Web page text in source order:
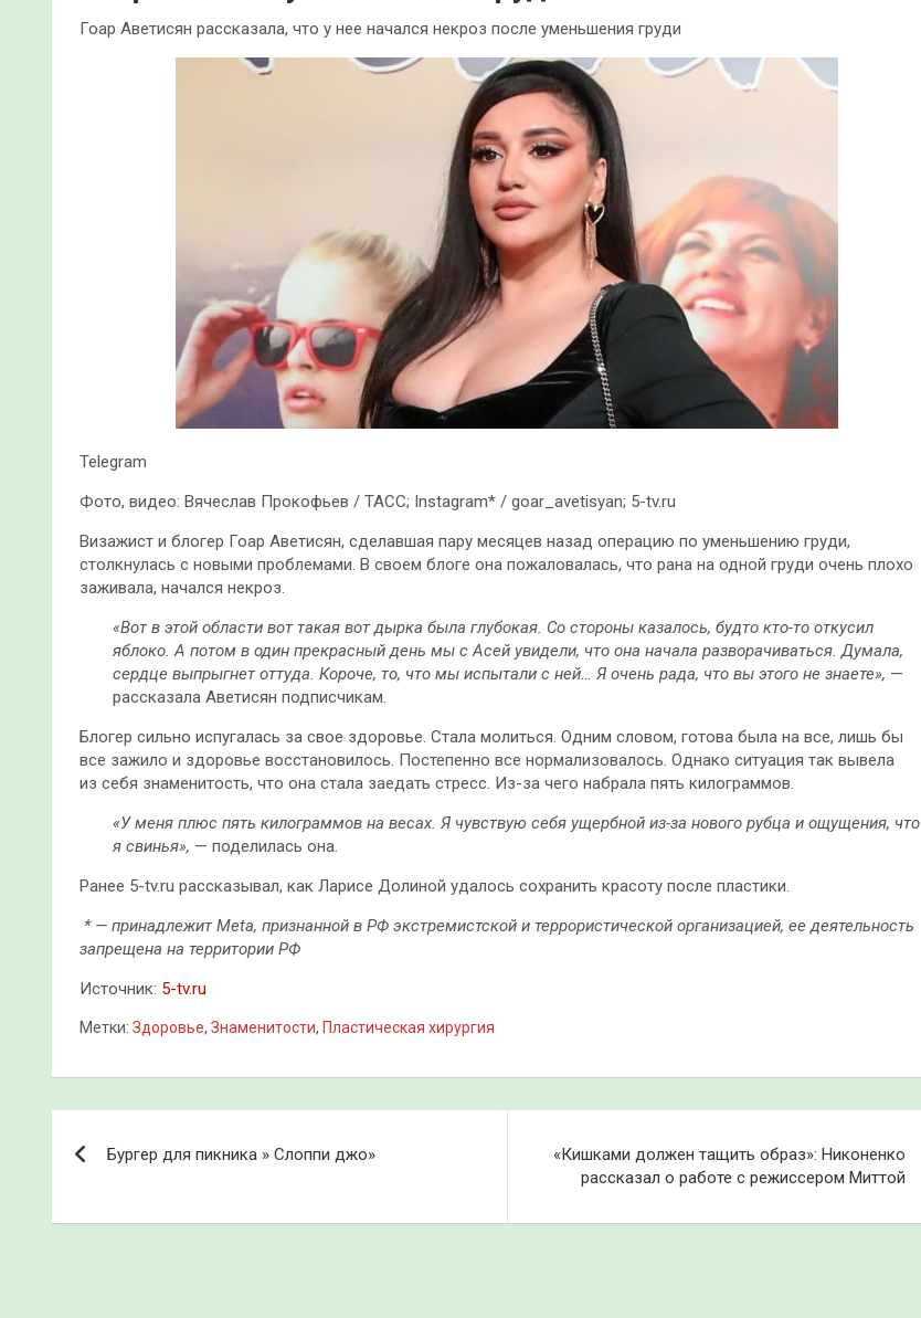
Гоар Аветисян рассказала, что у нее начался некроз после уменьшения груди
Telegram
Фото, видео: Вячеслав Прокофьев / ТАСС; Instagram* / goar_avetisyan; 5-tv.ru
Визажист и блогер Гоар Аветисян, сделавшая пару месяцев назад операцию по уменьшению груди,
столкнулась с новыми проблемами. В своем блоге она пожаловалась, что рана на одной груди очень плохо
заживала, начался некроз.
«Вот в этой области вот такая вот дырка была глубокая. Со стороны казалось, будто кто-то откусил
яблоко. А потом в один прекрасный день мы с Асей увидели, что она начала разворачиваться. Думала,
сердце выпрыгнет оттуда. Короче, то, что мы испытали с ней… Я очень рада, что вы этого не знаете», —
рассказала Аветисян подписчикам.
Блогер сильно испугалась за свое здоровье. Стала молиться. Одним словом, готова была на все, лишь бы
все зажило и здоровье восстановилось. Постепенно все нормализовалось. Однако ситуация так вывела
из себя знаменитость, что она стала заедать стресс. Из-за чего набрала пять килограммов.
«У меня плюс пять килограммов на весах. Я чувствую себя ущербной из-за нового рубца и ощущения, что
я свинья», — поделилась она.
Ранее 5-tv.ru рассказывал, как Ларисе Долиной удалось сохранить красоту после пластики.
* — принадлежит Meta, признанной в РФ экстремистской и террористической организацией, ее деятельность
запрещена на территории РФ
Источник: 5-tv.ru
Метки: Здоровье, Знаменитости, Пластическая хирургия
по
записям
Бургер для пикника » Слоппи джо»
«Кишками должен тащить образ»: Никоненко
рассказал о работе с режиссером Миттой